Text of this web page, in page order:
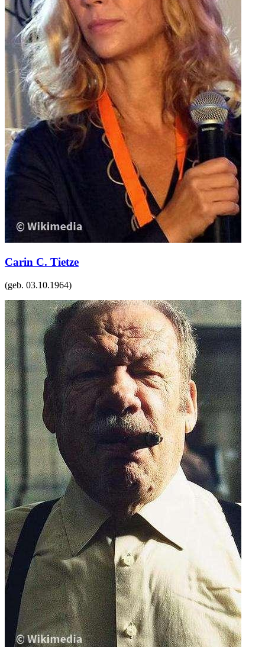
Carin C. Tietze
(geb. 03.10.1964)